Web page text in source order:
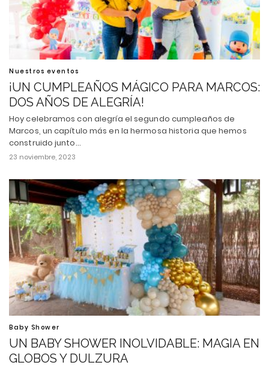
Nuestros eventos
¡UN CUMPLEAÑOS MÁGICO PARA MARCOS:
DOS AÑOS DE ALEGRÍA!
Hoy celebramos con alegría el segundo cumpleaños de
Marcos, un capítulo más en la hermosa historia que hemos
construido junto…
23 noviembre, 2023
Baby Shower
UN BABY SHOWER INOLVIDABLE: MAGIA EN
GLOBOS Y DULZURA